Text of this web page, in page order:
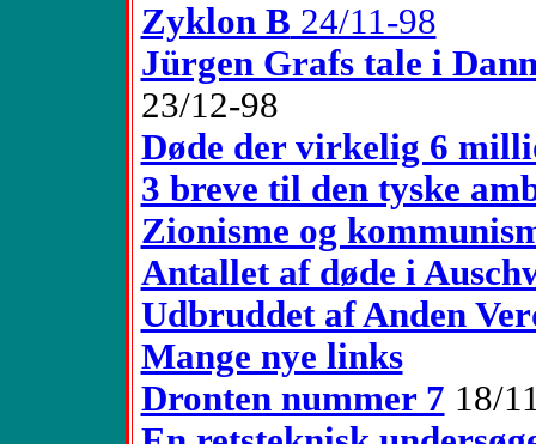
Zyklon B 24/11-98
Jürgen Grafs tale i
23/12-98
Døde der virkelig 6
3 breve til den tyske
Zionisme og
Antallet af døde i
Udbruddet af Anden
Mange nye links
Dronten nummer 7 18/